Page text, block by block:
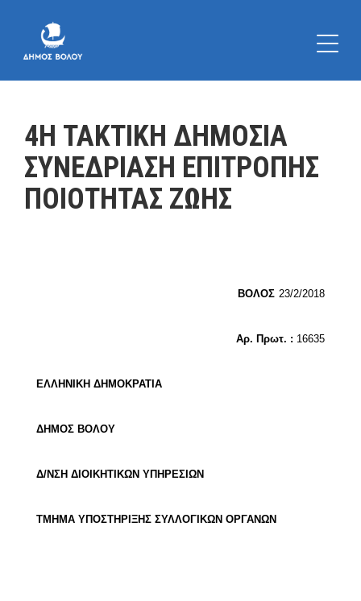
4Η ΤΑΚΤΙΚΗ ΔΗΜΟΣΙΑ
ΣΥΝΕΔΡΙΑΣΗ ΕΠΙΤΡΟΠΗΣ
ΠΟΙΟΤΗΤΑΣ ΖΩΗΣ
ΒΟΛΟΣ 23/2/2018
Αρ. Πρωτ. : 16635
ΕΛΛΗΝΙΚΗ ΔΗΜΟΚΡΑΤΙΑ
ΔΗΜΟΣ ΒΟΛΟΥ
Δ/ΝΣΗ ΔΙΟΙΚΗΤΙΚΩΝ ΥΠΗΡΕΣΙΩΝ
ΤΜΗΜΑ ΥΠΟΣΤΗΡΙΞΗΣ ΣΥΛΛΟΓΙΚΩΝ ΟΡΓΑΝΩΝ